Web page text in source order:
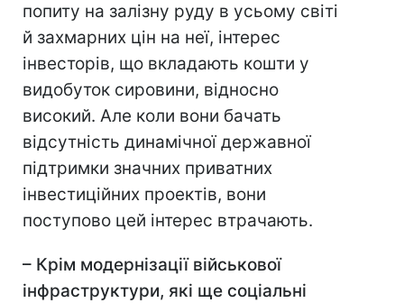
попиту на залізну руду в усьому світі
й захмарних цін на неї, інтерес
інвесторів, що вкладають кошти у
видобуток сировини, відносно
високий. Але коли вони бачать
відсутність динамічної державної
підтримки значних приватних
інвестиційних проектів, вони
поступово цей інтерес втрачають.
– Крім модернізації військової
інфраструктури, які ще соціальні